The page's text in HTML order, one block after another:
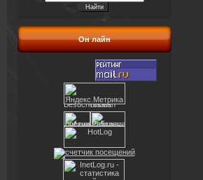
Он лайн